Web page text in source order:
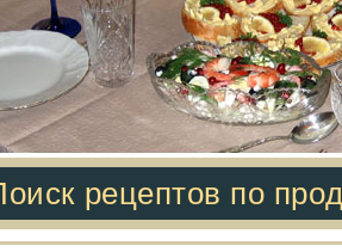
рецептов по